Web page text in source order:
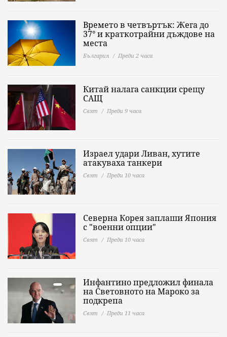
Времето в четвъртък: Жега до
37° и краткотрайни дъждове на
места
България Преди 2 часа
Китай налага санкции срещу
САЩ
Свят Преди 9 часа
Израел удари Ливан, хутите
атакуваха танкери
Свят Преди 10 часа
Северна Корея заплаши Япония
с "военни опции"
Свят Преди 10 часа
Инфантино предложил финала
на Световното на Мароко за
подкрепа
Свят Преди 11 часа